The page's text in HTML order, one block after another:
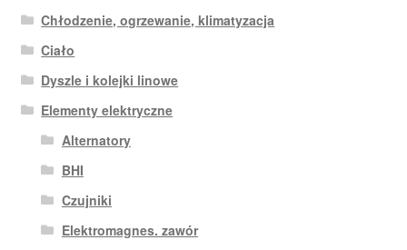
Chłodzenie, ogrzewanie, klimatyzacja
Ciało
Dyszle i kolejki linowe
Elementy elektryczne
Alternatory
BHI
Czujniki
Elektromagnes. zawór